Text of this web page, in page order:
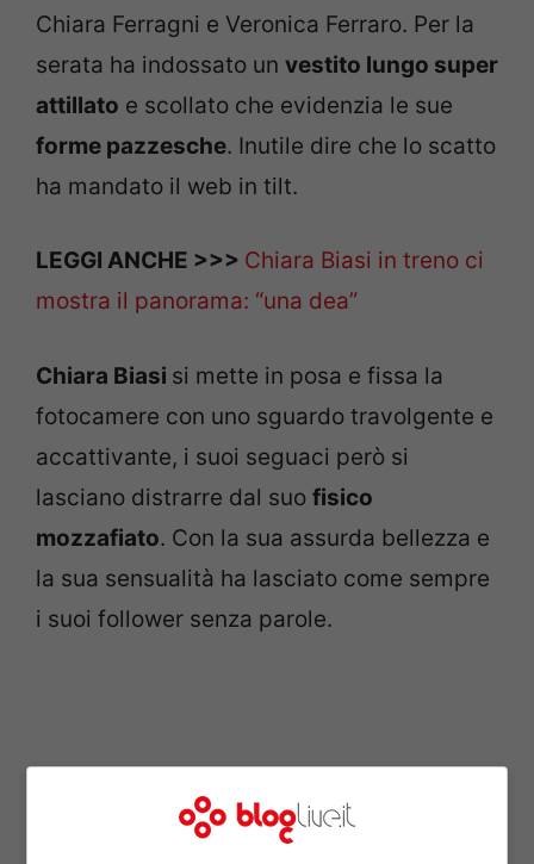
Chiara Ferragni e Veronica Ferraro. Per la
serata ha indossato un vestito lungo super
attillato e scollato che evidenzia le sue
forme pazzesche. Inutile dire che lo scatto
ha mandato il web in tilt.
LEGGI ANCHE >>> Chiara Biasi in treno ci
mostra il panorama: “una dea”
Chiara Biasi si mette in posa e fissa la
fotocamere con uno sguardo travolgente e
accattivante, i suoi seguaci però si
lasciano distrarre dal suo fisico
mozzafiato. Con la sua assurda bellezza e
la sua sensualità ha lasciato come sempre
i suoi follower senza parole.